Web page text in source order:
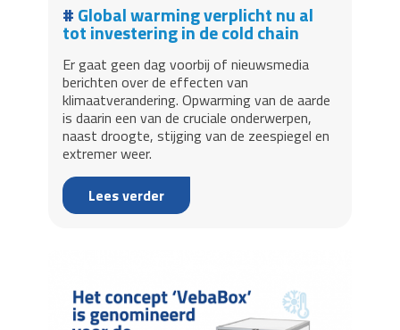
Global warming verplicht nu al
tot investering in de cold chain
Er gaat geen dag voorbij of nieuwsmedia
berichten over de effecten van
klimaatverandering. Opwarming van de aarde
is daarin een van de cruciale onderwerpen,
naast droogte, stijging van de zeespiegel en
extremer weer.
Lees verder